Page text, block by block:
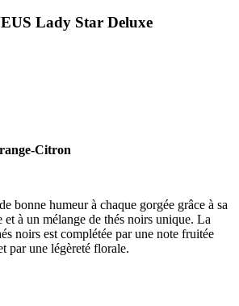
Lady Star Deluxe
Citron
bonne humeur à chaque gorgée grâce à sa
et à un mélange de thés noirs unique. La
noirs est complétée par une note fruitée
par une légèreté florale.